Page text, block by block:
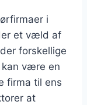
i
et væld af
forskellige
være en
firma til ens
at